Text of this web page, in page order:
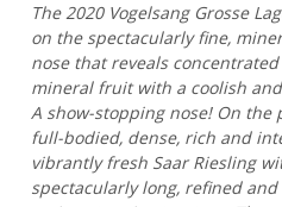
The 2020 Vogelsang Grosse
on the spectacularly fine,
nose that reveals
mineral fruit with a coolish
A show-stopping nose! On
full-bodied, dense, rich and
vibrantly fresh Saar Riesling
spectacularly long, refined